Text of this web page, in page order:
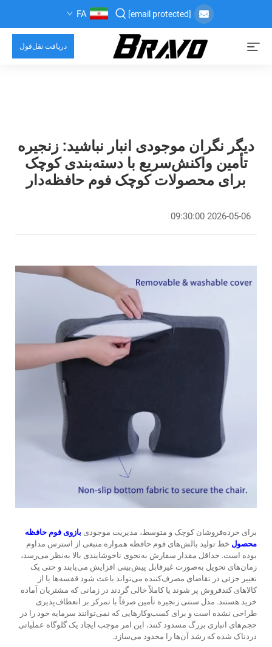
[email protected]
FA
دریافت نقل‌قول
دیگر نگران موجودی انبار نباشید: زنجیره
تأمین واکنش‌سریع با دسته‌بندی کوچک
برای محصولات کوچک فوم حافظه‌دار
2026-05-06 09:30:00
برای خرده‌فروشان کوچک و متوسط، مدیریت موجودی بازوی فوم حافظه
محصول خط تولید بالش‌های فوم حافظه همواره منبعی از استرس مداوم
بوده است. حداقل مقدار سفارش به‌نحوی ناخوشایندی بالا به‌نظر می‌رسد،
زمان‌های تحویل به‌صورت غیرقابل پیش‌بینی افزایش می‌یابند و حتی یک
تغییر جزئی در تقاضای مصرف‌کننده می‌تواند باعث شود قفسه‌ها یا از
کالاهای کندفروش پر شوند یا کاملاً خالی گردند در زمانی که مشتریان آماده
خرید هستند. مدل سنتی زنجیره تأمین صرفاً با تمرکز بر انعطاف‌پذیری
طراحی نشده است و برای کسب‌وکارهایی که نمی‌توانند سرمایه خود را در
حجم‌های انباری بزرگ مسدود کنند، این امر موجب ایجاد یک گلوگاه عملیاتی
دردناک شده که رشد آن‌ها را محدود می‌سازد.